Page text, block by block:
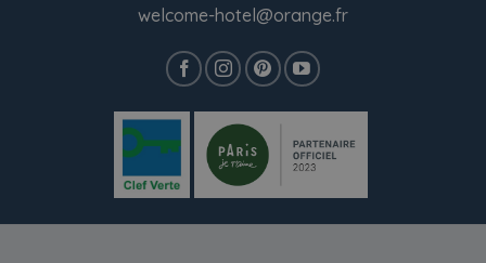
welcome-hotel@orange.fr